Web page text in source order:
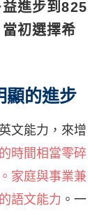
進步到825
初選擇希
顯的進步
文能力，來增
時間相當零碎
家庭與事業兼
語文能力 。一